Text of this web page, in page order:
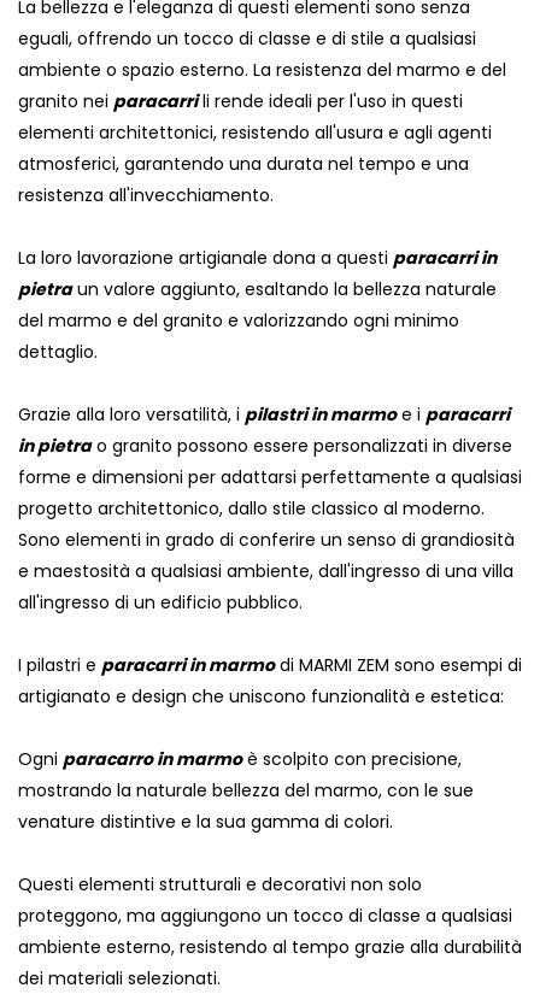
La bellezza e l'eleganza di questi elementi sono senza
eguali, offrendo un tocco di classe e di stile a qualsiasi
ambiente o spazio esterno. La resistenza del marmo e del
granito nei paracarrili rende ideali per l'uso in questi
elementi architettonici, resistendo all'usura e agli agenti
atmosferici, garantendo una durata nel tempo e una
resistenza all'invecchiamento.
La loro lavorazione artigianale dona a questi paracarri in
pietraun valore aggiunto, esaltando la bellezza naturale
del marmo e del granito e valorizzando ogni minimo
dettaglio.
Grazie alla loro versatilità, i pilastri in marmoe i paracarri
in pietrao granito possono essere personalizzati in diverse
forme e dimensioni per adattarsi perfettamente a qualsiasi
progetto architettonico, dallo stile classico al moderno.
Sono elementi in grado di conferire un senso di grandiosità
e maestosità a qualsiasi ambiente, dall'ingresso di una villa
all'ingresso di un edificio pubblico.
I pilastri e paracarri in marmodi MARMI ZEM sono esempi di
artigianato e design che uniscono funzionalità e estetica:
Ogni paracarro in marmoè scolpito con precisione,
mostrando la naturale bellezza del marmo, con le sue
venature distintive e la sua gamma di colori.
Questi elementi strutturali e decorativi non solo
proteggono, ma aggiungono un tocco di classe a qualsiasi
ambiente esterno, resistendo al tempo grazie alla durabilità
dei materiali selezionati.